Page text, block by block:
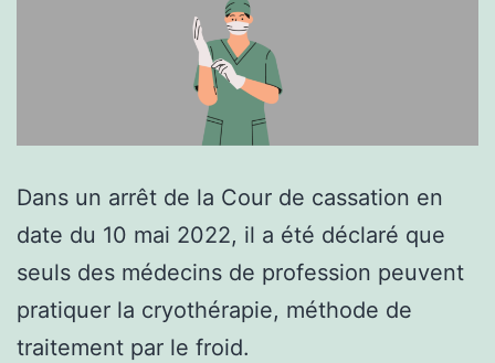
Dans un arrêt de la Cour de cassation en
date du 10 mai 2022, il a été déclaré que
seuls des médecins de profession peuvent
pratiquer la cryothérapie, méthode de
traitement par le froid.